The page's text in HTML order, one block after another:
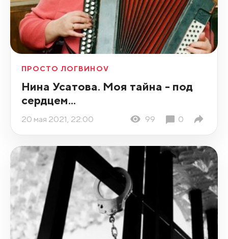
ПРОСТО ЛОГВИНОV
Нина Усатова. Моя тайна - под
сердцем...
20 мая 2021, 22:00 99 0